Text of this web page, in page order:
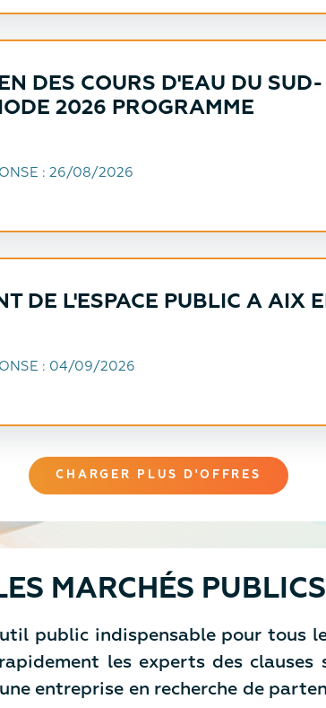
DES COURS D'EAU DU SUD-
2026 PROGRAMME
: 26/08/2026
DE L'ESPACE PUBLIC A AIX
: 04/09/2026
CHARGER PLUS D'OFFRES
MARCHÉS PUBLICS
public indispensable pour tous
les experts des clauses
entreprise en recherche de